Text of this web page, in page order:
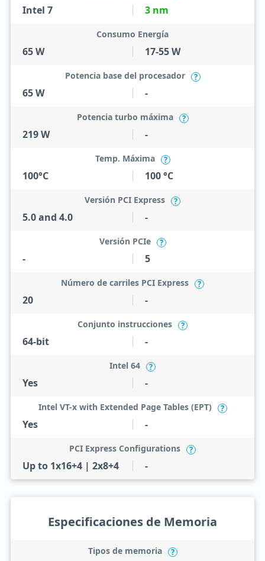
Intel 7 3 nm
65 W
Consumo Energía
17-55 W
65 W
Potencia base del procesador ?
-
219 W
Potencia turbo máxima ?
-
100°C
Temp. Máxima ?
100 °C
5.0 and 4.0
Versión PCI Express ?
-
-
Versión PCIe ?
5
20
Número de carriles PCI Express ?
-
64-bit
Conjunto instrucciones ?
-
Yes
Intel 64 ?
-
Yes
Intel VT-x with Extended Page Tables (EPT) ?
-
Up to 1x16+4 | 2x8+4
PCI Express Configurations ?
-
Especificaciones de Memoria
Tipos de memoria ?